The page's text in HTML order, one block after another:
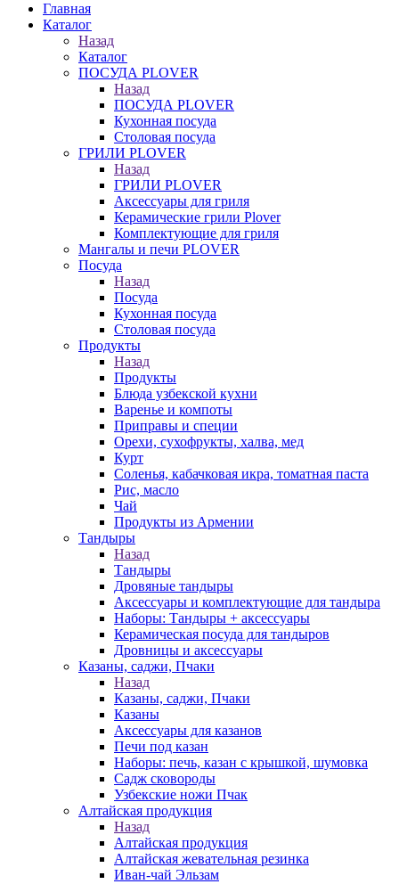
Главная
Каталог
Назад
Каталог
ПОСУДА PLOVER
Назад
ПОСУДА PLOVER
Кухонная посуда
Столовая посуда
ГРИЛИ PLOVER
Назад
ГРИЛИ PLOVER
Аксессуары для гриля
Керамические грили Plover
Комплектующие для гриля
Мангалы и печи PLOVER
Посуда
Назад
Посуда
Кухонная посуда
Столовая посуда
Продукты
Назад
Продукты
Блюда узбекской кухни
Варенье и компоты
Приправы и специи
Орехи, сухофрукты, халва, мед
Курт
Соленья, кабачковая икра, томатная паста
Рис, масло
Чай
Продукты из Армении
Тандыры
Назад
Тандыры
Дровяные тандыры
Аксессуары и комплектующие для тандыра
Наборы: Тандыры + аксессуары
Керамическая посуда для тандыров
Дровницы и аксессуары
Казаны, саджи, Пчаки
Назад
Казаны, саджи, Пчаки
Казаны
Аксессуары для казанов
Печи под казан
Наборы: печь, казан с крышкой, шумовка
Садж сковороды
Узбекские ножи Пчак
Алтайская продукция
Назад
Алтайская продукция
Алтайская жевательная резинка
Иван-чай Эльзам